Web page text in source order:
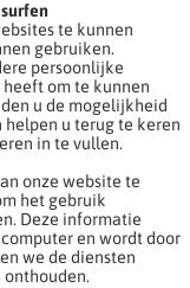
te kunnen
gebruiken.
persoonlijke
heeft om te kunnen
u de mogelijkheid
u terug te keren
in te vullen.
onze website te
het gebruik
Deze informatie
en wordt door
we de diensten
onthouden.